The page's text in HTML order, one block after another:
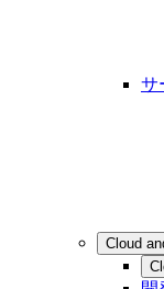
サ
Cloud